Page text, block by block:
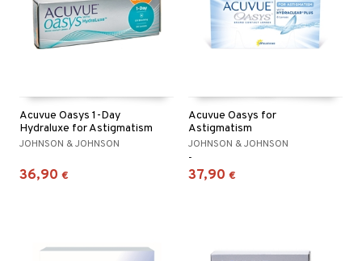
Acuvue Oasys 1-Day
Hydraluxe for Astigmatism
JOHNSON & JOHNSON
36,90 €
Acuvue Oasys for
Astigmatism
JOHNSON & JOHNSON
-
37,90 €